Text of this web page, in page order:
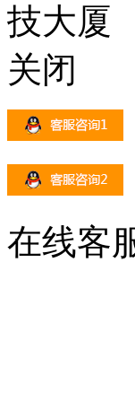
技大厦
关闭
在线客